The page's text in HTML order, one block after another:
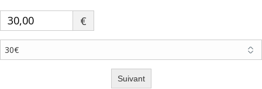
€
Suivant